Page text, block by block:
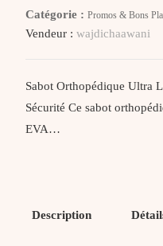
Bourdeau
Catégorie : Promos & Bons
Vendeur : wajdichaawani
Sabot Orthopédique Ultra
Sécurité Ce sabot
EVA…
Description